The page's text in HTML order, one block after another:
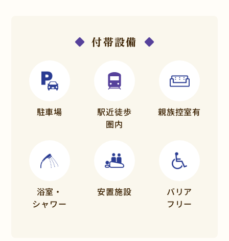
付帯設備
駐車場
駅近徒歩
圏内
親族控室有
浴室・
シャワー
安置施設
バリア
フリー